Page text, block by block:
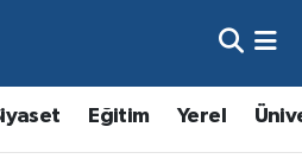
Eğitim Yerel